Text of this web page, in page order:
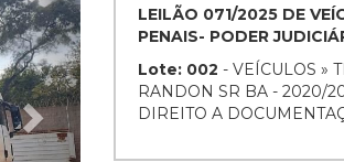
LEILÃO 071/2025 DE
PENAIS- PODER
Lote: 002 - VEÍCULOS »
RANDON SR BA - 2020/
DIREITO A